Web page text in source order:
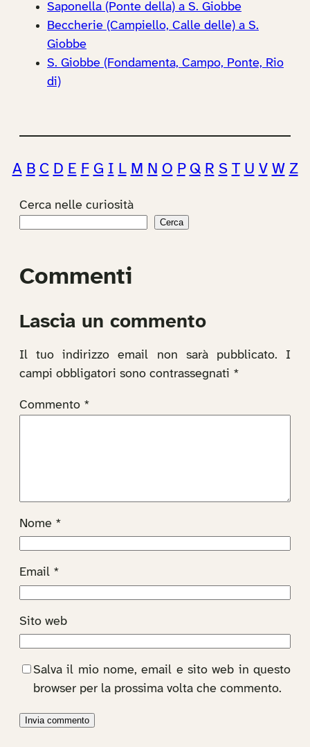
Saponella (Ponte della) a S. Giobbe
Beccherie (Campiello, Calle delle) a S.
Giobbe
S. Giobbe (Fondamenta, Campo, Ponte, Rio
di)
A B C D E F G I L M N O P Q R S T U V W Z
Cerca nelle curiosità
Cerca
Commenti
Lascia un commento
Il tuo indirizzo email non sarà pubblicato.
I
campi obbligatori sono contrassegnati *
Commento *
Nome *
Email *
Sito web
Salva il mio nome, email e sito web in questo
browser per la prossima volta che commento.